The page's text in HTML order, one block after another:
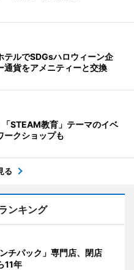
テルでSDGsハロウィーン企
貨をアメニティーと交換
STEAM教育」テーマのイベ
クショップも
る
ンキング
チパック」専門店、閉店
11年